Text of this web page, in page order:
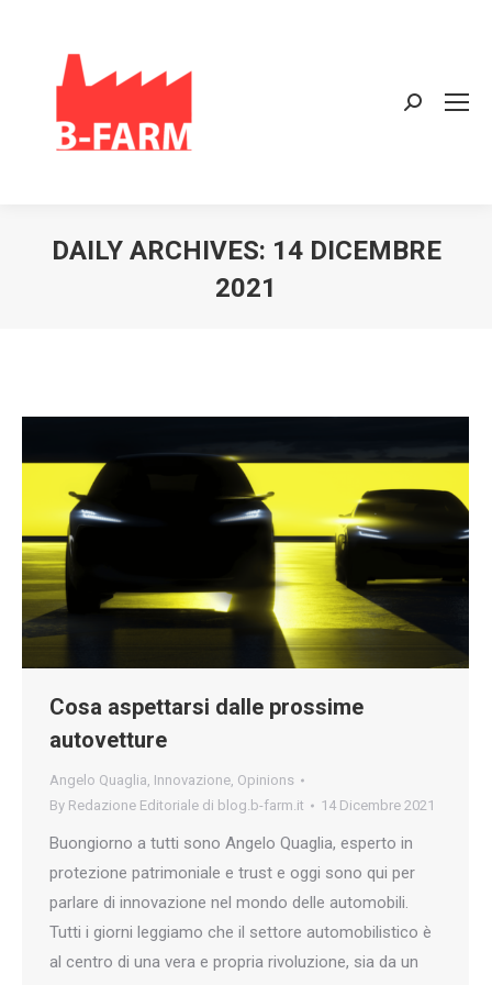
Search:
DAILY ARCHIVES: 14 DICEMBRE
2021
Cosa aspettarsi dalle prossime
autovetture
Angelo Quaglia, Innovazione, Opinions
By Redazione Editoriale di blog.b-farm.it 14 Dicembre 2021
Buongiorno a tutti sono Angelo Quaglia, esperto in
protezione patrimoniale e trust e oggi sono qui per
parlare di innovazione nel mondo delle automobili.
Tutti i giorni leggiamo che il settore automobilistico è
al centro di una vera e propria rivoluzione, sia da un